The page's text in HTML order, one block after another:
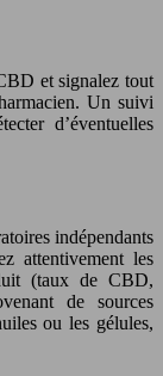
et signalez tout
Un suivi
d’éventuelles
indépendants
attentivement les
(taux de CBD,
de sources
ou les gélules,